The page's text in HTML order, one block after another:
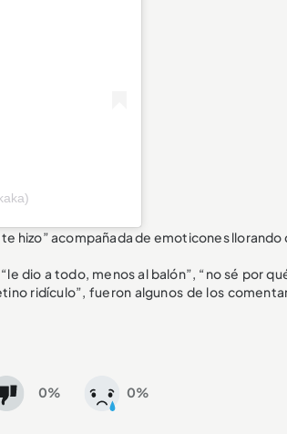
hizo” acompañada de emoticones llorando
dio a todo, menos al balón”, “no sé por
ridículo”, fueron algunos de los
0% 0%